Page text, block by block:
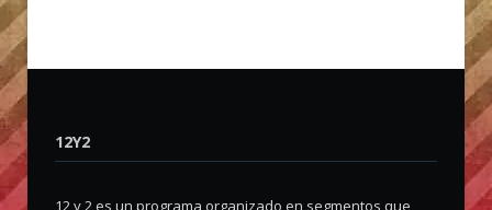
12Y2
12 y 2 es un programa organizado en segmentos que